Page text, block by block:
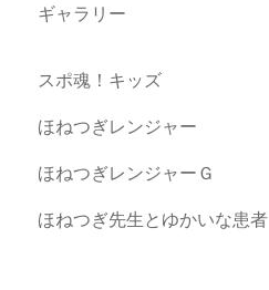
ギャラリー
スポ魂！キッズ
ほねつぎレンジャー
ほねつぎレンジャーＧ
ほねつぎ先生とゆかいな患者